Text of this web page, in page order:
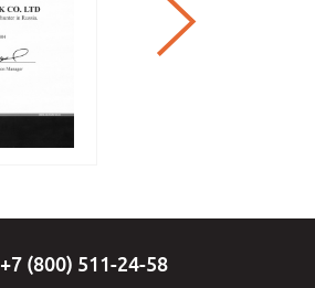
+7 (800) 511-24-58